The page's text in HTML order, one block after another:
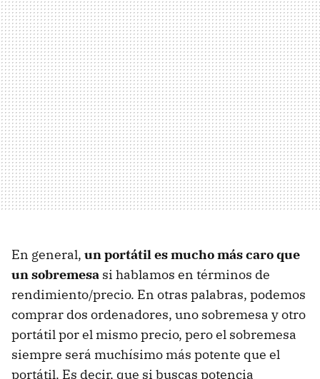
En general, un portátil es mucho más caro que
un sobremesa si hablamos en términos de
rendimiento/precio. En otras palabras, podemos
comprar dos ordenadores, uno sobremesa y otro
portátil por el mismo precio, pero el sobremesa
siempre será muchísimo más potente que el
portátil. Es decir, que si buscas potencia